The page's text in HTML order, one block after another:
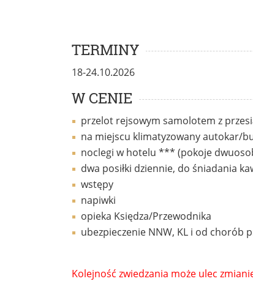
TERMINY
18-24.10.2026
W CENIE
przelot rejsowym samolotem z
na miejscu klimatyzowany autokar/
noclegi w hotelu *** (pokoje
dwa posiłki dziennie, do śniadania
wstępy
napiwki
opieka Księdza/Przewodnika
ubezpieczenie NNW, KL i od chorób
Kolejność zwiedzania może ulec